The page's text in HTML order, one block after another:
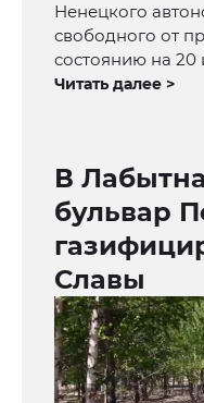
Ненецкого
свободного от
состоянию на 20
Читать далее >
В
бульвар
Славы